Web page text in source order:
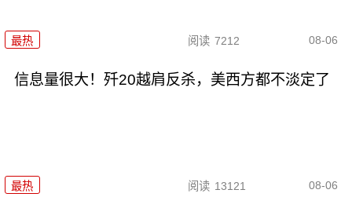
最热 阅读 7212 08-06
信息量很大！歼20越肩反杀，美西方都不淡定了
最热 阅读 13121 08-06